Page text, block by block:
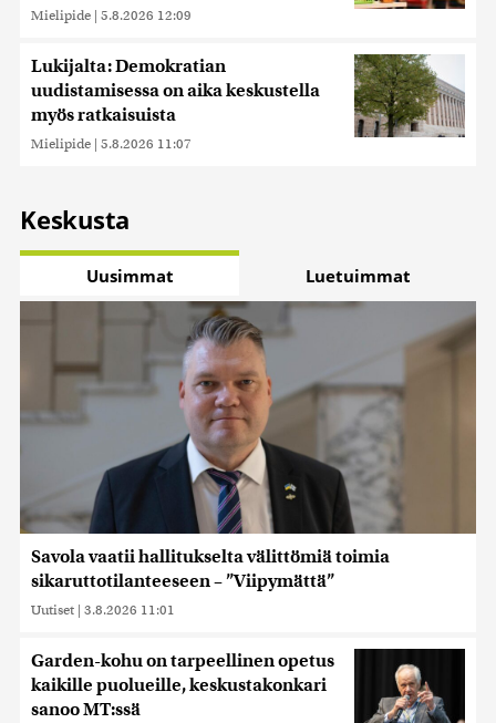
Mielipide | 5.8.2026 12:09
Lukijalta: Demokratian
uudistamisessa on aika keskustella
myös ratkaisuista
Mielipide | 5.8.2026 11:07
Keskusta
Uusimmat Luetuimmat
Savola vaatii hallitukselta välittömiä toimia
sikaruttotilanteeseen – ”Viipymättä”
Uutiset | 3.8.2026 11:01
Garden-kohu on tarpeellinen opetus
kaikille puolueille, keskustakonkari
sanoo MT:ssä